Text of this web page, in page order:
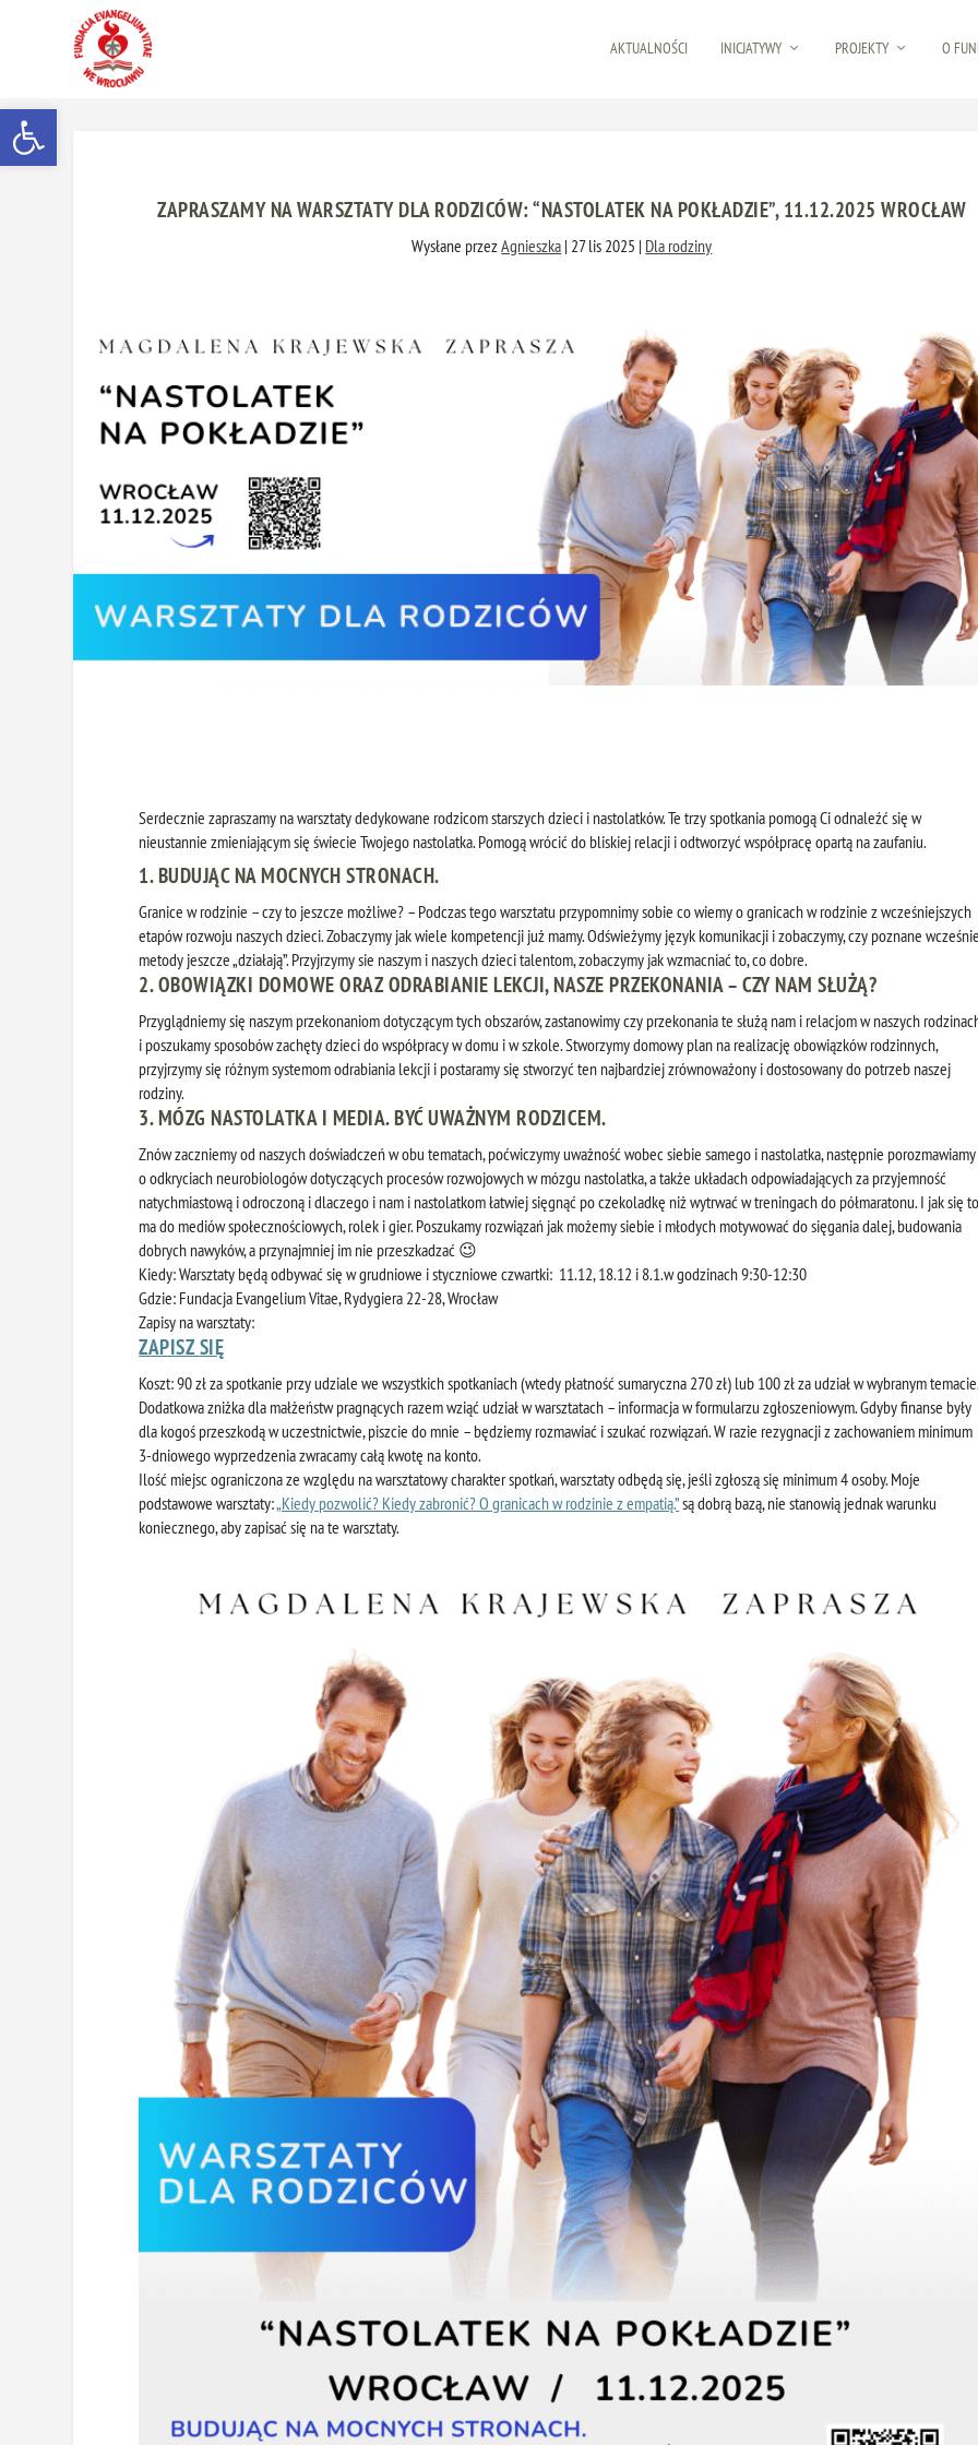
Otwórz pasek narzędzi
AKTUALNOŚCI INICJATYWY PROJEKTY O
ZAPRASZAMY NA WARSZTATY DLA RODZICÓW: “NASTOLATEK NA POKŁADZIE”, 11.12.2025 WROCŁAW
Wysłane przezAgnieszka | 27 lis 2025 | Dla rodziny
Serdecznie zapraszamy na warsztaty dedykowane rodzicom starszych dzieci i nastolatków. Te trzy spotkania pomogą Ci odnaleźć się w
nieustannie zmieniającym się świecie Twojego nastolatka. Pomogą wrócić do bliskiej relacji i odtworzyć współpracę opartą na zaufaniu.
1. BUDUJĄC NA MOCNYCH STRONACH.
Granice w rodzinie – czy to jeszcze możliwe? – Podczas tego warsztatu przypomnimy sobie co wiemy o granicach w rodzinie z wcześniejszych
etapów rozwoju naszych dzieci. Zobaczymy jak wiele kompetencji już mamy. Odświeżymy język komunikacji i zobaczymy, czy poznane
metody jeszcze „działają”. Przyjrzymy sie naszym i naszych dzieci talentom, zobaczymy jak wzmacniać to, co dobre.
2. OBOWIĄZKI DOMOWE ORAZ ODRABIANIE LEKCJI, NASZE PRZEKONANIA – CZY NAM SŁUŻĄ?
Przyglądniemy się naszym przekonaniom dotyczącym tych obszarów, zastanowimy czy przekonania te służą nam i relacjom w naszych
i poszukamy sposobów zachęty dzieci do współpracy w domu i w szkole. Stworzymy domowy plan na realizację obowiązków rodzinnych,
przyjrzymy się różnym systemom odrabiania lekcji i postaramy się stworzyć ten najbardziej zrównoważony i dostosowany do potrzeb naszej
rodziny.
3.MÓZG NASTOLATKA I MEDIA. BYĆ UWAŻNYM RODZICEM.
Znów zaczniemy od naszych doświadczeń w obu tematach, poćwiczymy uważność wobec siebie samego i nastolatka, następnie porozmawiamy
o odkryciach neurobiologów dotyczących procesów rozwojowych w mózgu nastolatka, a także układach odpowiadających za przyjemność
natychmiastową i odroczoną i dlaczego i nam i nastolatkom łatwiej sięgnąć po czekoladkę niż wytrwać w treningach do półmaratonu. I jak się to
ma do mediów społecznościowych, rolek i gier. Poszukamy rozwiązań jak możemy siebie i młodych motywować do sięgania dalej, budowania
dobrych nawyków, a przynajmniej im nie przeszkadzać 😉
Kiedy:Warsztaty będą odbywać się w grudniowe i styczniowe czwartki: 11.12, 18.12 i 8.1.w godzinach 9:30-12:30
Gdzie: Fundacja Evangelium Vitae, Rydygiera 22-28, Wrocław
Zapisy na warsztaty:
ZAPISZ SIĘ
Koszt:90 zł za spotkanie przy udziale we wszystkich spotkaniach (wtedy płatność sumaryczna 270 zł) lub 100 zł za udział w wybranym temacie.
Dodatkowa zniżka dla małżeństw pragnących razem wziąć udział w warsztatach – informacja w formularzu zgłoszeniowym. Gdyby finanse były
dla kogoś przeszkodą w uczestnictwie, piszcie do mnie – będziemy rozmawiać i szukać rozwiązań. W razie rezygnacji z zachowaniem minimum
3-dniowego wyprzedzenia zwracamy całą kwotę na konto.
Ilość miejsc ograniczona ze względu na warsztatowy charakter spotkań, warsztaty odbędą się, jeśli zgłoszą się minimum 4 osoby. Moje
podstawowe warsztaty:„Kiedy pozwolić? Kiedy zabronić? O granicach w rodzinie z empatią.”są dobrą bazą, nie stanowią jednak warunku
koniecznego, aby zapisać się na te warsztaty.